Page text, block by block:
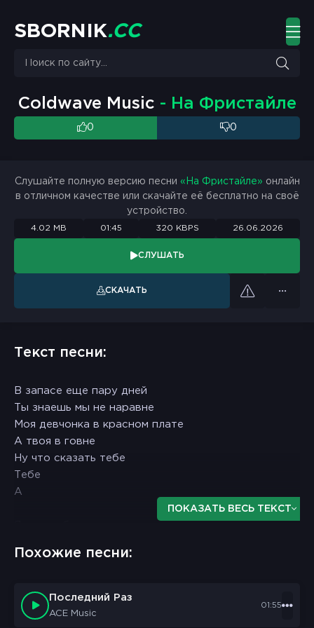
S BO R N K.CC
Coldwave Music - На Фристайле
0 0
Слушайте полную версию песни «На Фристайле» онлайн
в отличном качестве или скачайте её бесплатно на своё
устройство.
4.02 MB 01:45 320 KBPS 26.06.2026
СЛУШАТЬ
СКАЧАТЬ
Текст песни:
В запасе еще пару дней
Ты знаешь мы не наравне
Моя девчонка в красном плате
А твоя в говне
Ну что сказать тебе
Тебе
А
Вклады
Смешные смешные
Бабы
ПОКАЗАТЬ ВЕСЬ ТЕКСТ
Похожие песни:
Последний Раз
ACE Music
01:55